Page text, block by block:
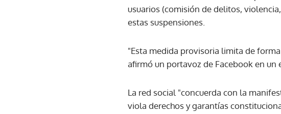
usuarios (comisión de delitos,
estas suspensiones.
"Esta medida provisoria limita de
afirmó un portavoz de Facebook en un
La red social "concuerda con la
viola derechos y garantías